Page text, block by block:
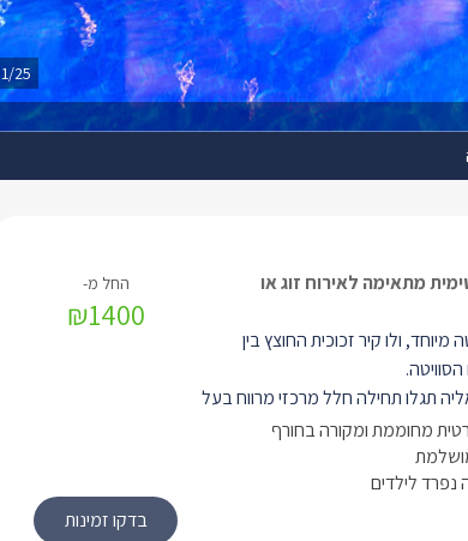
1/25
מתאימה לאירוח זוג או
מיוחד, ולו קיר זכוכית החוצץ בין
תגלו תחילה חלל מרכזי מרווח בעל
מרשימה ומפוארת. שם נמצא
עם כורסאות חדישות ומעוצבות,
למולן ג'קוזי פנימי עגול וגדול.
מחוממת ומקורה בחורף
נפרד לילדים
₪1400